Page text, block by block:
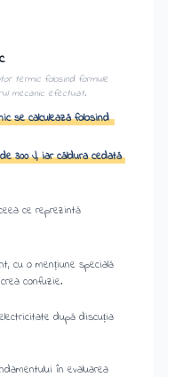
termic folosind formule
mecanic efectuat.
se calculează folosind
300 J, iar căldura cedată
ce reprezintă
cu o mențiune specială
confuzie.
după discuția
în evaluarea